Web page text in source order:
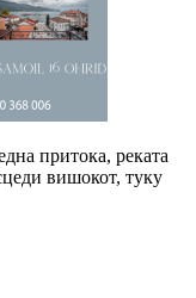
притока, реката
вишокот, туку